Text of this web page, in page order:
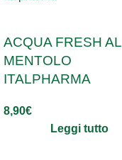
ACQUA FRESH AL
MENTOLO
ITALPHARMA
8,90€
Leggi tutto